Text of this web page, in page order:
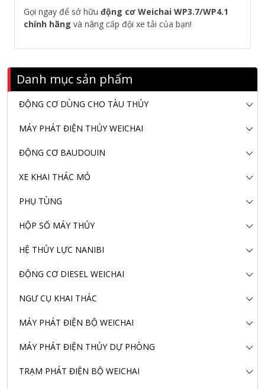
Danh mục sản phẩm
ĐỘNG CƠ DÙNG CHO TÀU THỦY
MÁY PHÁT ĐIỆN THỦY WEICHAI
ĐỘNG CƠ BAUDOUIN
XE KHAI THÁC MỎ
PHỤ TÙNG
HỘP SỐ MÁY THỦY
HỆ THỦY LỰC NANIBI
ĐỘNG CƠ DIESEL WEICHAI
NGƯ CỤ KHAI THÁC
MÁY PHÁT ĐIỆN BỘ WEICHAI
MÁY PHÁT ĐIỆN THỦY DỰ PHÒNG
TRẠM PHÁT ĐIỆN BỘ WEICHAI
Gọi ngay để sở hữu động cơ Weichai WP3.7/WP4.1
chính hãng và nâng cấp đội xe tải của bạn!